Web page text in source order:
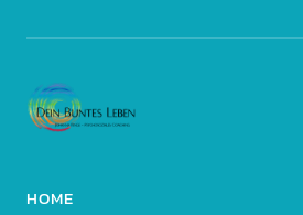
HOME